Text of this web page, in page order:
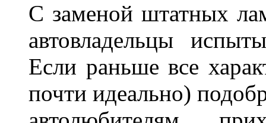
С заменой штатных
автовладельцы
Если раньше все
почти идеально)